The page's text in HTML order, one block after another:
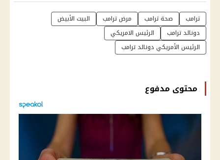
ترامب صحة ترامب مرض ترامب
البيت الأبيض
دونالد ترامب
الرئيس الامريكي
الرئيس الأمريكي دونالد ترامب
محتوى مدفوع